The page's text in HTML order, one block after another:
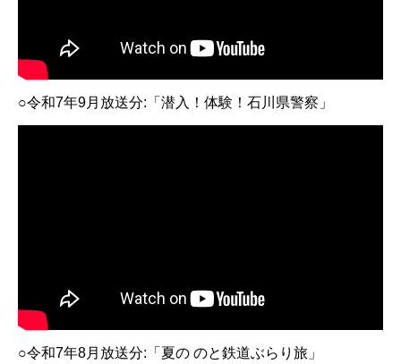
○令和7年9月放送分:「潜入！体験！石川県警察」
○令和7年8月放送分:「夏の のと鉄道ぶらり旅」